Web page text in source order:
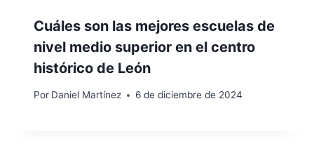
Cuáles son las mejores escuelas de
nivel medio superior en el centro
histórico de León
Por Daniel Martínez 6 de diciembre de 2024